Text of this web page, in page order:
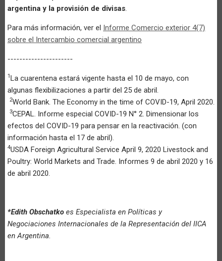
argentina y la provisión de divisas.
Para más información, ver el Informe Comercio exterior 4(7)
sobre el Intercambio comercial argentino
----------------------
1La cuarentena estará vigente hasta el 10 de mayo, con
algunas flexibilizaciones a partir del 25 de abril.
2World Bank. The Economy in the time of COVID-19, April 2020.
3CEPAL. Informe especial COVID-19 N° 2. Dimensionar los
efectos del COVID-19 para pensar en la reactivación. (con
información hasta el 17 de abril).
4USDA Foreign Agricultural Service April 9, 2020 Livestock and
Poultry: World Markets and Trade. Informes 9 de abril 2020 y 16
de abril 2020.
*Edith Obschatko es Especialista en Políticas y
Negociaciones Internacionales de la Representación del IICA
en Argentina.